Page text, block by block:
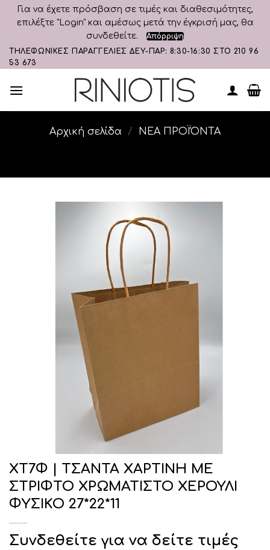
Για να έχετε πρόσβαση σε τιμές και διαθεσιμότητες,
επιλέξτε "Login" και αμέσως μετά την έγκρισή μας, θα
συνδεθείτε.
Απόρριψη
Skip
to
ΤΗΛΕΦΩΝΙΚΕΣ ΠΑΡΑΓΓΕΛΙΕΣ ΔΕΥ-ΠΑΡ: 8:30-16:30 ΣΤΟ 210 96
53 673
Αρχική σελίδα / ΝΕΑ ΠΡΟΪΌΝΤΑ
ΧΤ7Φ | ΤΣΑΝΤΑ ΧΑΡΤΙΝΗ ΜΕ
ΣΤΡΙΦΤΟ ΧΡΩΜΑΤΙΣΤΟ ΧΕΡΟΥΛΙ
ΦΥΣΙΚΟ 27*22*11
Συνδεθείτε για να δείτε τιμές